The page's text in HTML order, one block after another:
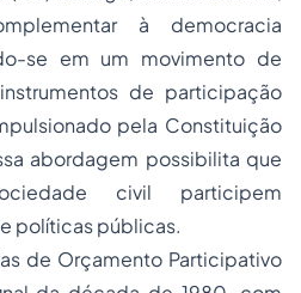
à democracia
se em um movimento de
de participação
pela Constituição
abordagem possibilita que
civil participem
políticas públicas.
de Orçamento Participativo